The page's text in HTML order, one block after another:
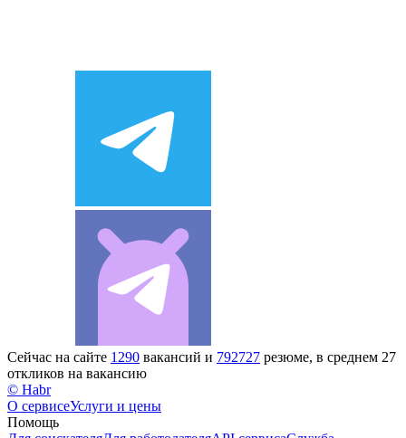
Сейчас на сайте 1290 вакансий и 792727 резюме, в среднем 27
откликов на вакансию
© Habr
О сервисеУслуги и цены
Помощь